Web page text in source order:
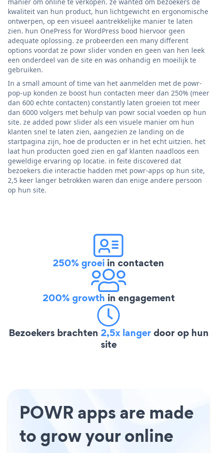
kwaliteit van hun product, hun lichtgewicht en ergonomische
ontwerpen, op een visueel aantrekkelijke manier te laten
zien. hun OnePress for WordPress bood hiervoor geen
adequate oplossing. ze probeerden een many different
options voordat ze powr slider vonden en geen van hen leek
een onderdeel van de site en was onhandig en moeilijk te
gebruiken.
In a small amount of time van het aanmelden met de powr-
pop-up konden ze boost hun contacten meer dan 250% (meer
dan 600 echte contacten) constantly laten groeien tot meer
dan 6000 volgers met behulp van powr social voeden op hun
site. ze added powr slider als een visuele manier om hun
klanten snel te laten zien, aangezien ze landing on de
startpagina zijn, hoe de producten er in het echt uitzien. het
laat hun producten goed zien en gaf klanten naadloos een
geweldige ervaring op locatie. in feite discovered dat
bezoekers die interactie hadden met powr-apps op hun site,
2,5 keer langer betrokken waren dan enige andere persoon
op hun site.
250% groei in contacten
200% growth in engagement
Bezoekers brachten 2,5x langerdoor op hun
site
POWR apps are made
to grow your online